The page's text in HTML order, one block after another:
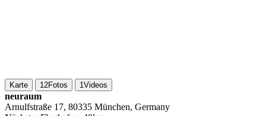
Karte 12Fotos 1Videos
neuraum
Arnulfstraße 17, 80335 München, Germany